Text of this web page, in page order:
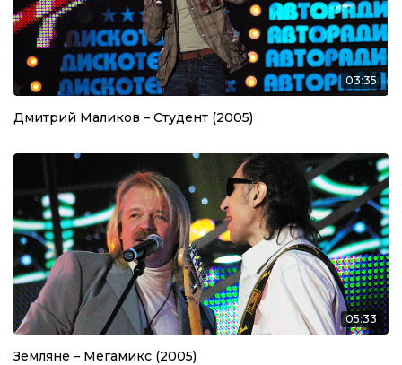
03:35
Дмитрий Маликов – Студент (2005)
05:33
Земляне – Мегамикс (2005)